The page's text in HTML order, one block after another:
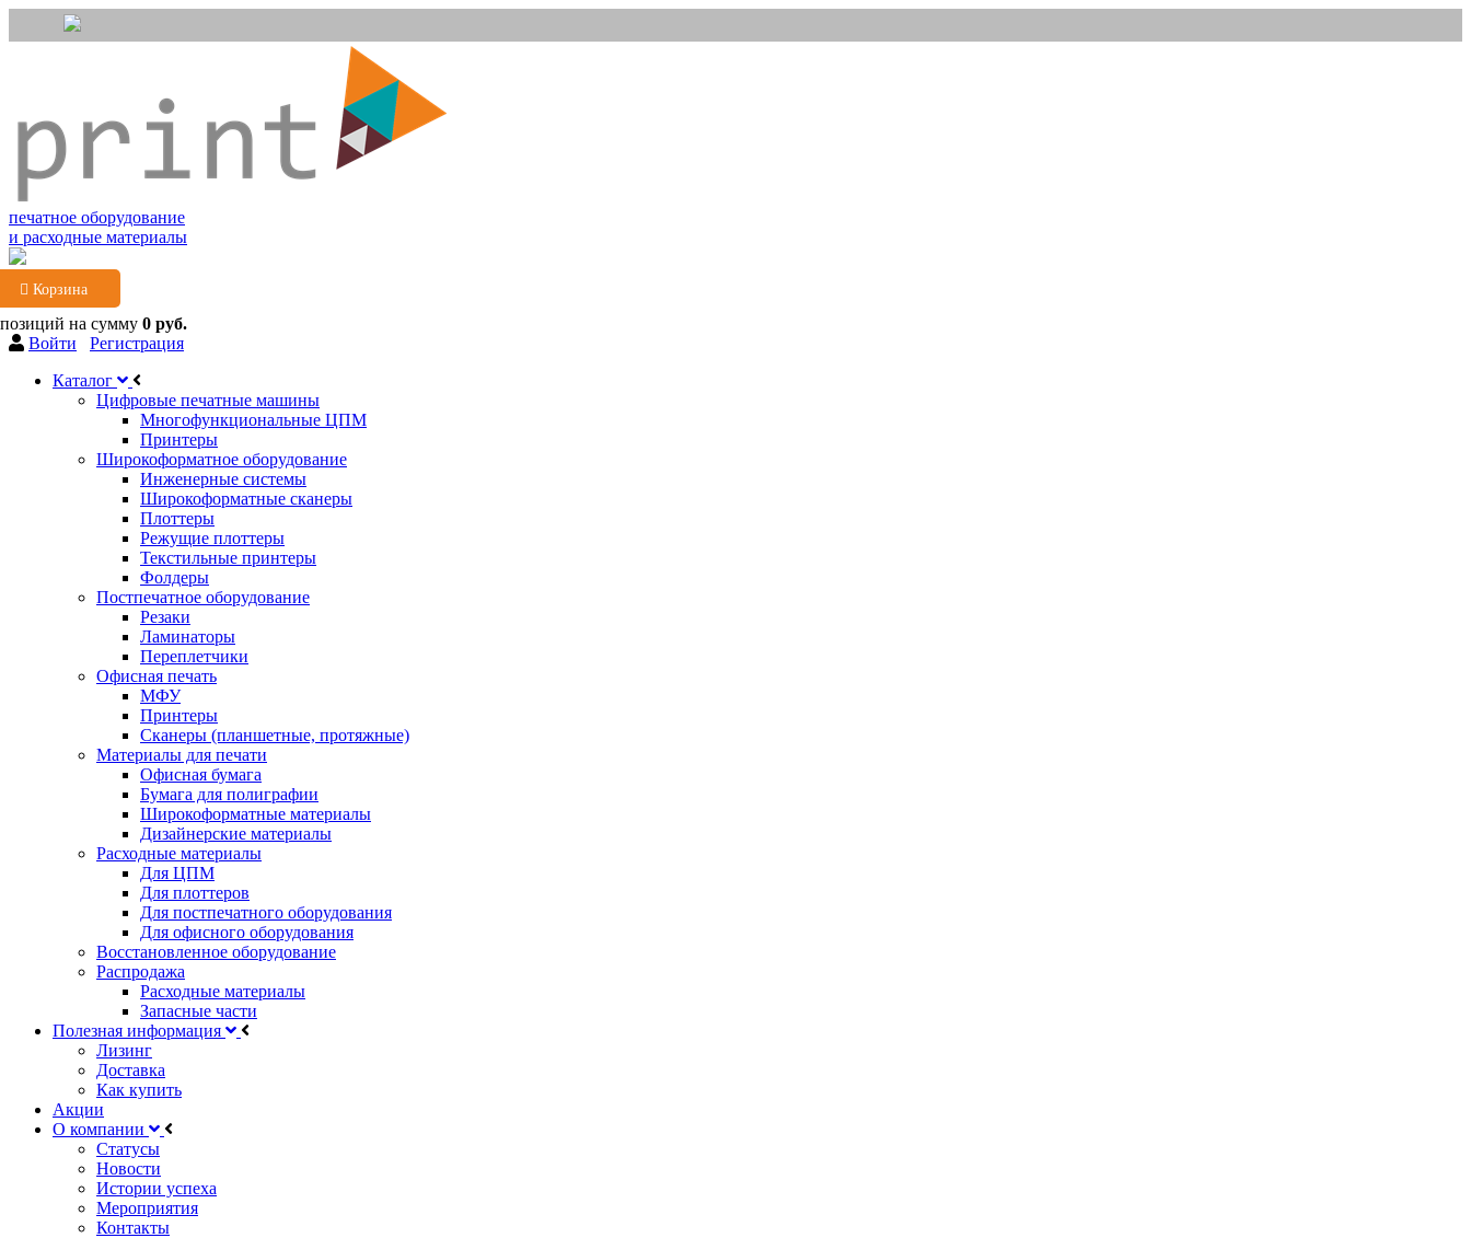
печатное оборудование
и расходные материалы
Корзина
на сумму 0 руб.
Войти
Регистрация
Каталог
Цифровые печатные машины
Многофункциональные ЦПМ
Принтеры
Широкоформатное оборудование
Инженерные системы
Широкоформатные сканеры
Плоттеры
Режущие плоттеры
Текстильные принтеры
Фолдеры
Постпечатное оборудование
Резаки
Ламинаторы
Переплетчики
Офисная печать
МФУ
Принтеры
Сканеры (планшетные, протяжные)
Материалы для печати
Офисная бумага
Бумага для полиграфии
Широкоформатные материалы
Дизайнерские материалы
Расходные материалы
Для ЦПМ
Для плоттеров
Для постпечатного оборудования
Для офисного оборудования
Восстановленное оборудование
Распродажа
Расходные материалы
Запасные части
Полезная информация
Лизинг
Доставка
Как купить
Акции
О компании
Статусы
Новости
Истории успеха
Мероприятия
Контакты